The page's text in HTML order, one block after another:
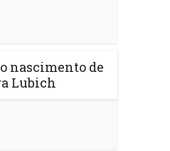
nascimento de
Lubich